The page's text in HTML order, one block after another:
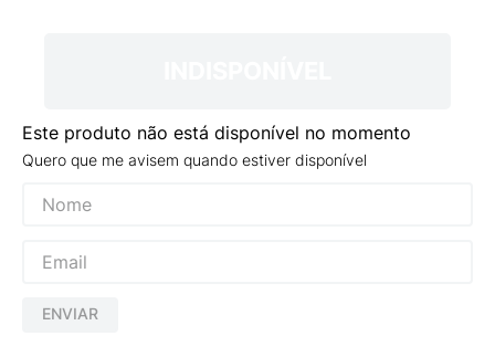
Este produto não está disponível no momento
Quero que me avisem quando estiver disponível
ENVIAR